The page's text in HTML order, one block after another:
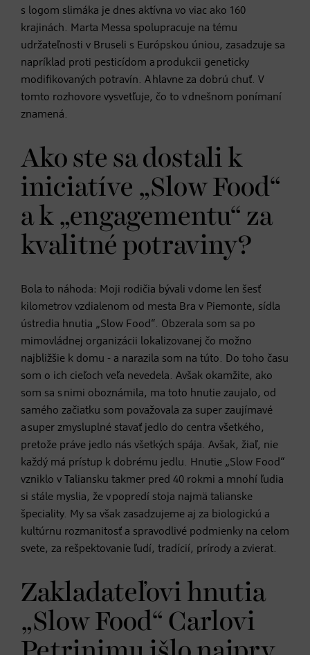
s logom slimáka je dnes aktívna vo viac ako 160
krajinách. Marta Messa spolupracuje na tému
udržateľnosti v Bruseli s Európskou úniou, zasadzuje sa
napríklad proti pesticídom a produkcii geneticky
modifikovaných potravín. A hlavne za dobrú chuť. V
tomto rozhovore vysvetľuje, čo to v dnešnom ponímaní
znamená.
Ako ste sa dostali k
iniciatíve „Slow Food“
a k „engagementu“ za
kvalitné potraviny?
Bola to náhoda: Moji rodičia bývali v dome len šesť
kilometrov vzdialenom od mesta Bra v Piemonte, sídla
ústredia hnutia „Slow Food“. Obzerala som sa po
mimovládnej organizácii lokalizovanej čo možno
najbližšie k domu - a narazila som na túto. Do toho času
som o ich cieľoch veľa nevedela. Avšak okamžite, ako
som sa s nimi oboznámila, ma toto hnutie zaujalo, od
samého začiatku som považovala za super zaujímavé
a super zmysluplné stavať jedlo do centra všetkého,
pretože práve jedlo nás všetkých spája. Avšak, žiaľ, nie
každý má prístup k dobrému jedlu. Hnutie „Slow Food“
vzniklo v Taliansku takmer pred 40 rokmi a mnohí ľudia
si stále myslia, že v popredí stoja najmä talianske
špeciality. My sa však zasadzujeme aj za biologickú a
kultúrnu rozmanitosť a spravodlivé podmienky na celom
svete, za rešpektovanie ľudí, tradícií, prírody a zvierat.
Zakladateľovi hnutia
„Slow Food“ Carlovi